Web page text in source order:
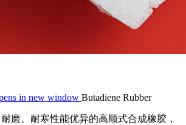
in new window Butadiene Rubber
磨、耐寒性能优异的高顺式合成橡胶，